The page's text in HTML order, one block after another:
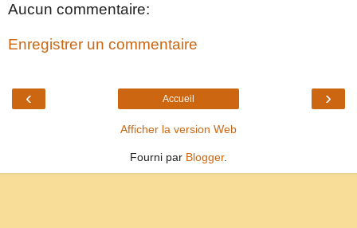
Aucun commentaire:
Enregistrer un commentaire
‹ ›
Accueil
Afficher la version Web
Fourni par Blogger.